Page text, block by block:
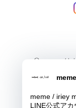
© meme /